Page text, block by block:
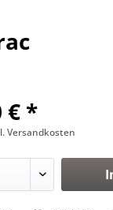
€ *
Versandkosten